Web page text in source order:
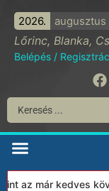
2026. augusztus
Lőrinc, Blanka,
Belépés /
az már kedves